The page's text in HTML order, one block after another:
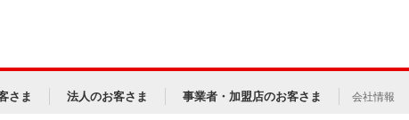
さま 法人のお客さま 事業者・加盟店のお客さま 会社情報